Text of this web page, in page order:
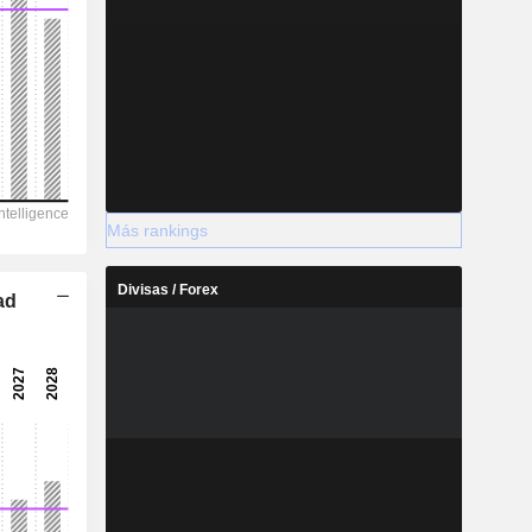
Más rankings
Divisas / Forex